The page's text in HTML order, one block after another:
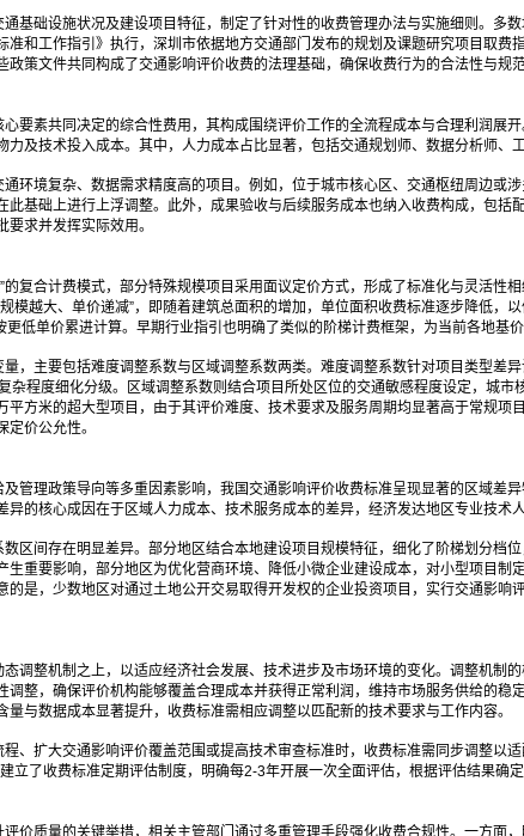
基础设施状况及建设项目特征，制定了针对性的收费管理办法与实施细则。多
和工作指引》执行，深圳市依据地方交通部门发布的规划及课题研究项目取
策文件共同构成了交通影响评价收费的法理基础，确保收费行为的合法性与规范
要素共同决定的综合性费用，其构成围绕评价工作的全流程成本与合理利润展
及技术投入成本。其中，人力成本占比显著，包括交通规划师、数据分析师、
环境复杂、数据需求精度高的项目。例如，位于城市核心区、交通枢纽周边或
基础上进行上浮调整。此外，成果验收与后续服务成本也纳入收费构成，包
求并发挥实际效用。
复合计费模式，部分特殊规模项目采用面议定价方式，形成了标准化与灵活性
模越大、单价递减”，即随着建筑总面积的增加，单位面积收费标准逐步降低
低单价累进计算。早期行业指引也明确了类似的阶梯计费框架，为当前各地基价
，主要包括难度调整系数与区域调整系数两类。难度调整系数针对项目类型差
杂程度细化分级。区域调整系数则结合项目所处区位的交通敏感程度设定，城
方米的超大型项目，由于其评价难度、技术要求及服务周期均显著高于常规项
价公允性。
管理政策导向等多重因素影响，我国交通影响评价收费标准呈现显著的区域差
的核心成因在于区域人力成本、技术服务成本的差异，经济发达地区专业技术
区间存在明显差异。部分地区结合本地建设项目规模特征，细化了阶梯划分档
重要影响，部分地区为优化营商环境、降低小微企业建设成本，对小型项目
是，少数地区对通过土地公开交易取得开发权的企业投资项目，实行交通影
调整机制之上，以适应经济社会发展、技术进步及市场环境的变化。调整机制
整，确保评价机构能够覆盖合理成本并获得正常利润，维持市场服务供给的
与数据成本显著提升，收费标准需相应调整以匹配新的技术要求与工作内容。
、扩大交通影响评价覆盖范围或提高技术审查标准时，收费标准需同步调整以
立了收费标准定期评估制度，明确每2-3年开展一次全面评估，根据评估结果确
价质量的关键举措，相关主管部门通过多重管理手段强化收费合规性。一方面